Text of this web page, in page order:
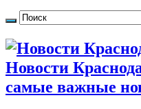
Новости
самые важные